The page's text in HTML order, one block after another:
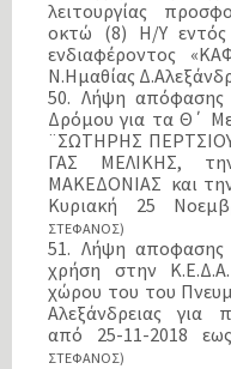
λειτουργίας
οκτώ (8) Η/Υ εντός
ενδιαφέροντος
Ν.Ημαθίας
50. Λήψη απόφασης
Δρόμου για τα Θ΄
¨ΣΩΤΗΡΗΣ
ΓΑΣ ΜΕΛΙΚΗΣ,
ΜΑΚΕΔΟΝΙΑΣ και
Κυριακή 25
ΣΤΕΦΑΝΟΣ)
51. Λήψη
χρήση στην
χώρου του του
Αλεξάνδρειας για
από 25-11-2018
ΣΤΕΦΑΝΟΣ)